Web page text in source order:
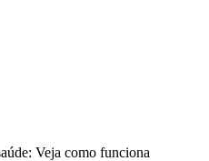
Veja como funciona